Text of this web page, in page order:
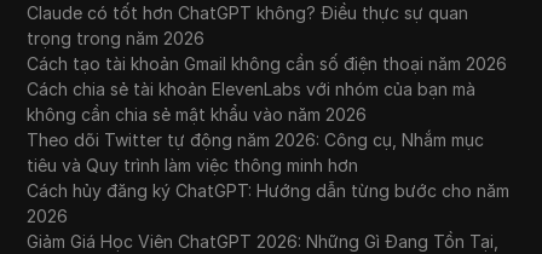
Claude có tốt hơn ChatGPT không? Điều thực sự quan
trọng trong năm 2026
Cách tạo tài khoản Gmail không cần số điện thoại năm 2026
Cách chia sẻ tài khoản ElevenLabs với nhóm của bạn mà
không cần chia sẻ mật khẩu vào năm 2026
Theo dõi Twitter tự động năm 2026: Công cụ, Nhắm mục
tiêu và Quy trình làm việc thông minh hơn
Cách hủy đăng ký ChatGPT: Hướng dẫn từng bước cho năm
2026
Giảm Giá Học Viên ChatGPT 2026: Những Gì Đang Tồn Tại,